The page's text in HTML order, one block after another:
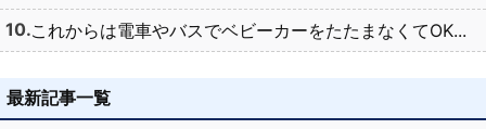
これからは電車やバスでベビーカーをたたまなくてOK...
最新記事一覧